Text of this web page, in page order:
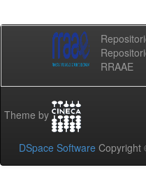
RRAAE
Theme by
DSpace Software Copyright